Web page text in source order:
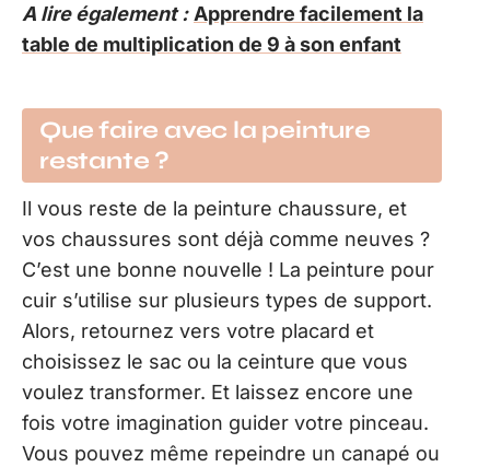
A lire également : Apprendre facilement la
table de multiplication de 9 à son enfant
Que faire avec la peinture
restante ?
Il vous reste de la peinture chaussure, et
vos chaussures sont déjà comme neuves ?
C’est une bonne nouvelle ! La peinture pour
cuir s’utilise sur plusieurs types de support.
Alors, retournez vers votre placard et
choisissez le sac ou la ceinture que vous
voulez transformer. Et laissez encore une
fois votre imagination guider votre pinceau.
Vous pouvez même repeindre un canapé ou